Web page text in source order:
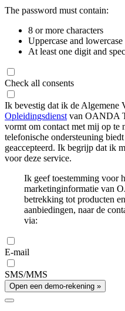
The password must contain:
8 or more characters
Uppercase and lowercase
At least one digit and
Check all consents
Ik bevestig dat ik de Algemene
Opleidingsdienst van OANDA
vormt om contact met mij op te
telefonische ondersteuning
geaccepteerd. Ik begrijp dat ik
voor deze service.
Ik geef toestemming voor
marketinginformatie van
betrekking tot producten
aanbiedingen, naar de
via:
E-mail
SMS/MMS
Open een demo-rekening »